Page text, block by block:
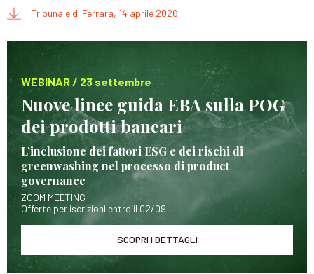
Tribunale di Ferrara, 14 aprile 2026
WEBINAR / 23 settembre
Nuove linee guida EBA sulla POG
dei prodotti bancari
L’inclusione dei fattori ESG e dei rischi di
greenwashing nel processo di product
governance
ZOOM MEETING
Offerte per iscrizioni entro il 02/09
SCOPRI I DETTAGLI